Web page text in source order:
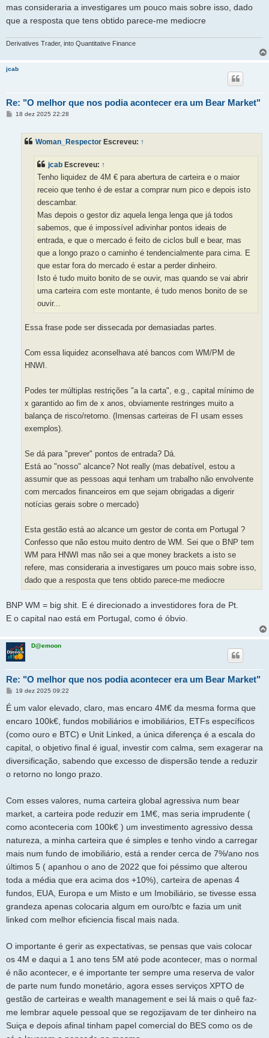
mas consideraria a investigares um pouco mais sobre isso, dado
que a resposta que tens obtido parece-me mediocre
Derivatives Trader, into Quantitative Finance
jcab
Re: "O melhor que nos podia acontecer era um Bear Market"
M
18 dez 2025 22:28
Woman_Respector Escreveu: ↑
jcab Escreveu: ↑
Tenho liquidez de 4M € para abertura de carteira e o maior
receio que tenho é de estar a comprar num pico e depois isto
descambar.
Mas depois o gestor diz aquela lenga lenga que já todos
sabemos, que é impossível adivinhar pontos ideais de
entrada, e que o mercado é feito de ciclos bull e bear, mas
que a longo prazo o caminho é tendencialmente para cima. E
que estar fora do mercado é estar a perder dinheiro.
Isto é tudo muito bonito de se ouvir, mas quando se vai abrir
uma carteira com este montante, é tudo menos bonito de se
ouvir...
Essa frase pode ser dissecada por demasiadas partes.
Com essa liquidez aconselhava até bancos com WM/PM de
HNWI.
Podes ter múltiplas restrições "a la carta", e.g., capital mínimo de
x garantido ao fim de x anos, obviamente restringes muito a
balança de risco/retorno. (Imensas carteiras de FI usam esses
exemplos).
Se dá para "prever" pontos de entrada? Dá.
Está ao "nosso" alcance? Not really (mas debatível, estou a
assumir que as pessoas aqui tenham um trabalho não envolvente
com mercados financeiros em que sejam obrigadas a digerir
notícias gerais sobre o mercado)
Esta gestão está ao alcance um gestor de conta em Portugal ?
Confesso que não estou muito dentro de WM. Sei que o BNP tem
WM para HNWI mas não sei a que money brackets a isto se
refere, mas consideraria a investigares um pouco mais sobre isso,
dado que a resposta que tens obtido parece-me mediocre
BNP WM = big shit. E é direcionado a investidores fora de Pt.
E o capital nao está em Portugal, como é óbvio.
D@emoon
Re: "O melhor que nos podia acontecer era um Bear Market"
M
s
a
g
e
19 dez 2025 09:22
É um valor elevado, claro, mas encaro 4M€ da mesma forma que
encaro 100k€, fundos mobiliários e imobiliários, ETFs específicos
(como ouro e BTC) e Unit Linked, a única diferença é a escala do
capital, o objetivo final é igual, investir com calma, sem exagerar na
diversificação, sabendo que excesso de dispersão tende a reduzir
o retorno no longo prazo.
Com esses valores, numa carteira global agressiva num bear
market, a carteira pode reduzir em 1M€, mas seria imprudente (
como aconteceria com 100k€ ) um investimento agressivo dessa
natureza, a minha carteira que é simples e tenho vindo a carregar
mais num fundo de imobiliário, está a render cerca de 7%/ano nos
últimos 5 ( apanhou o ano de 2022 que foi péssimo que alterou
toda a média que era acima dos +10%), carteira de apenas 4
fundos, EUA, Europa e um Misto e um Imobiliário, se tivesse essa
grandeza apenas colocaria algum em ouro/btc e fazia um unit
linked com melhor eficiencia fiscal mais nada.
O importante é gerir as expectativas, se pensas que vais colocar
os 4M e daqui a 1 ano tens 5M até pode acontecer, mas o normal
é não acontecer, e é importante ter sempre uma reserva de valor
de parte num fundo monetário, agora esses serviços XPTO de
gestão de carteiras e wealth management e sei lá mais o quê faz-
me lembrar aquele pessoal que se regozijavam de ter dinheiro na
Suiça e depois afinal tinham papel comercial do BES como os de